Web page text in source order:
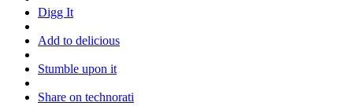
Digg It
Add to delicious
Stumble upon it
Share on technorati